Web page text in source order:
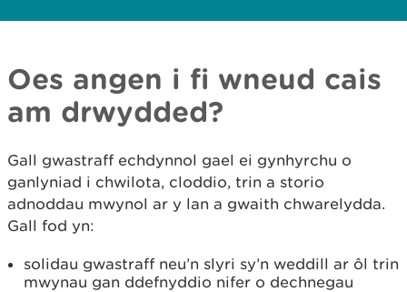
Oes angen i fi wneud cais
am drwydded?
Gall gwastraff echdynnol gael ei gynhyrchu o
ganlyniad i chwilota, cloddio, trin a storio
adnoddau mwynol ar y lan a gwaith chwarelydda.
Gall fod yn:
solidau gwastraff neu’n slyri sy’n weddill ar ôl trin
mwynau gan ddefnyddio nifer o dechnegau